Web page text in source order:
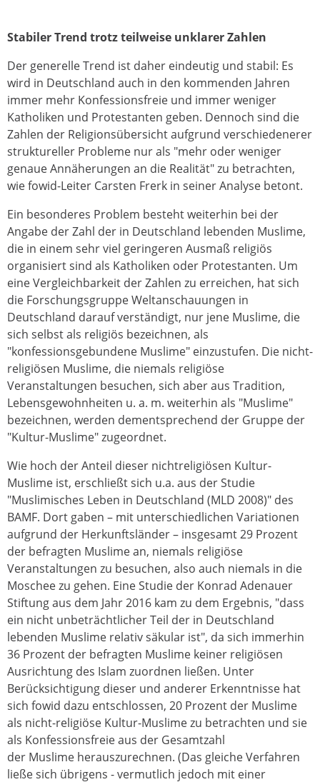
Stabiler Trend trotz teilweise unklarer Zahlen
Der generelle Trend ist daher eindeutig und stabil: Es
wird in Deutschland auch in den kommenden Jahren
immer mehr Konfessionsfreie und immer weniger
Katholiken und Protestanten geben. Dennoch sind die
Zahlen der Religionsübersicht aufgrund verschiedenerer
struktureller Probleme nur als "mehr oder weniger
genaue Annäherungen an die Realität" zu betrachten,
wie fowid-Leiter Carsten Frerk in seiner Analyse betont.
Ein besonderes Problem besteht weiterhin bei der
Angabe der Zahl der in Deutschland lebenden Muslime,
die in einem sehr viel geringeren Ausmaß religiös
organisiert sind als Katholiken oder Protestanten. Um
eine Vergleichbarkeit der Zahlen zu erreichen, hat sich
die Forschungsgruppe Weltanschauungen in
Deutschland darauf verständigt, nur jene Muslime, die
sich selbst als religiös bezeichnen, als
"konfessionsgebundene Muslime" einzustufen. Die nicht-
religiösen Muslime, die niemals religiöse
Veranstaltungen besuchen, sich aber aus Tradition,
Lebensgewohnheiten u. a. m. weiterhin als "Muslime"
bezeichnen, werden dementsprechend der Gruppe der
"Kultur-Muslime" zugeordnet.
Wie hoch der Anteil dieser nichtreligiösen Kultur-
Muslime ist, erschließt sich u.a. aus der Studie
"Muslimisches Leben in Deutschland (MLD 2008)" des
BAMF. Dort gaben – mit unterschiedlichen Variationen
aufgrund der Herkunftsländer – insgesamt 29 Prozent
der befragten Muslime an, niemals religiöse
Veranstaltungen zu besuchen, also auch niemals in die
Moschee zu gehen. Eine Studie der Konrad Adenauer
Stiftung aus dem Jahr 2016 kam zu dem Ergebnis, "dass
ein nicht unbeträchtlicher Teil der in Deutschland
lebenden Muslime relativ säkular ist", da sich immerhin
36 Prozent der befragten Muslime keiner religiösen
Ausrichtung des Islam zuordnen ließen. Unter
Berücksichtigung dieser und anderer Erkenntnisse hat
sich fowid dazu entschlossen, 20 Prozent der Muslime
als nicht-religiöse Kultur-Muslime zu betrachten und sie
als Konfessionsfreie aus der Gesamtzahl
der Muslime herauszurechnen. (Das gleiche Verfahren
ließe sich übrigens - vermutlich jedoch mit einer